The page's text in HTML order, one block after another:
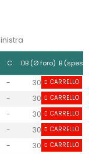
C DB (Ø foro) B
- 30 -
CARRELLO
- 30 -
CARRELLO
- 30 -
CARRELLO
- 30 -
CARRELLO
- 30 -
CARRELLO